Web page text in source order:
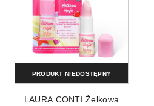
LAURA CONTI Żelkowa
PRODUKT NIEDOSTĘPNY